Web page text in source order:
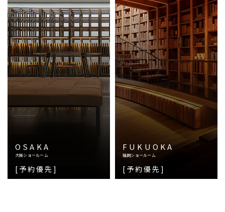
OSAKA
大阪ショールーム
[予約優先]
FUKUOKA
福岡ショールーム
[予約優先]